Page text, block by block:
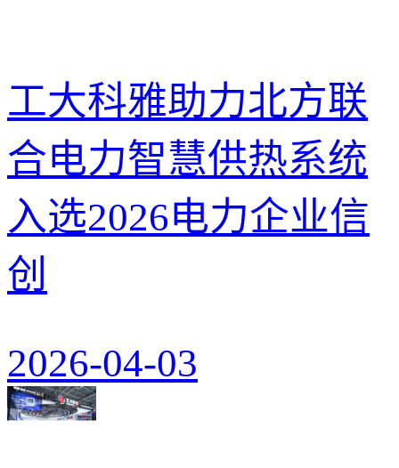
工大科雅助力北方联
合电力智慧供热系统
入选2026电力企业信
创
2026-04-03